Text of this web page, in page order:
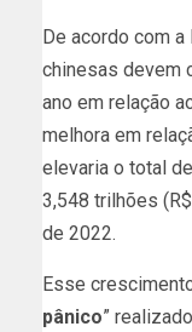
De acordo com
chinesas devem
ano em relação
melhora em
elevaria o total
3,548 trilhões
de 2022.
Esse
pânico”